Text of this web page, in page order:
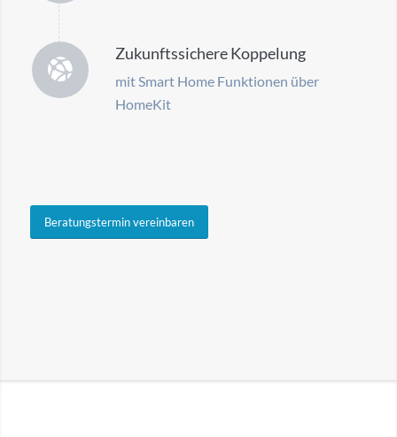
Zukunftssichere Koppelung
mit Smart Home Funktionen über
HomeKit
Beratungstermin vereinbaren